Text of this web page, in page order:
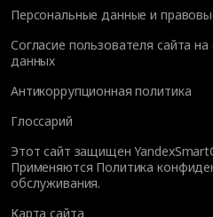
Персональные данные и
Согласие пользователя сайта
данных
Антикоррупционная политика
Глоссарий
Этот сайт защищен
Применяются Политика
обслуживания.
Карта сайта